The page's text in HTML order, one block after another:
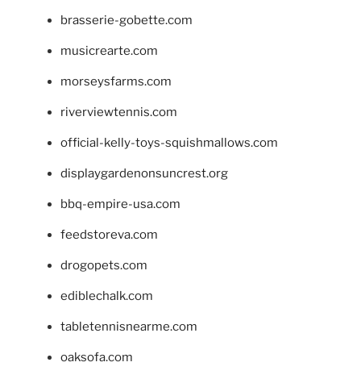
brasserie-gobette.com
musicrearte.com
morseysfarms.com
riverviewtennis.com
official-kelly-toys-squishmallows.com
displaygardenonsuncrest.org
bbq-empire-usa.com
feedstoreva.com
drogopets.com
ediblechalk.com
tabletennisnearme.com
oaksofa.com